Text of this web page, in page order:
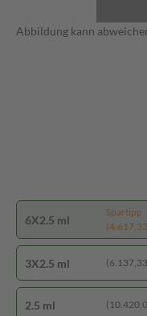
Abbildung kann
6X2.5 ml
Spartipp
3X2.5 ml
2.5 ml